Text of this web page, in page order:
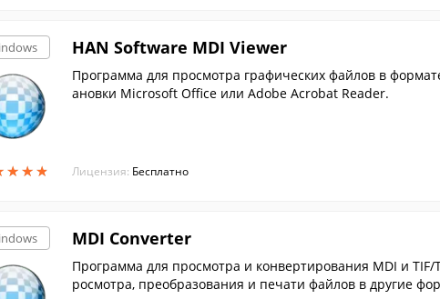
★★★
★★★
HAN Software MDI Viewer
Программа для просмотра графических файлов в формате
ановки Microsoft Office или Adobe Acrobat Reader.
Лицензия: Бесплатно
MDI Converter
Программа для просмотра и конвертирования MDI и
росмотра, преобразования и печати файлов в другие